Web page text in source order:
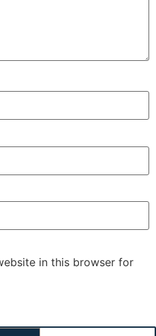
in this browser for